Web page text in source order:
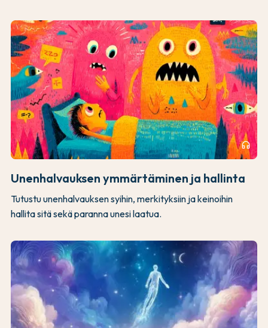
headphones
Unenhalvauksen ymmärtäminen ja hallinta
Tutustu unenhalvauksen syihin, merkityksiin ja keinoihin
hallita sitä sekä paranna unesi laatua.